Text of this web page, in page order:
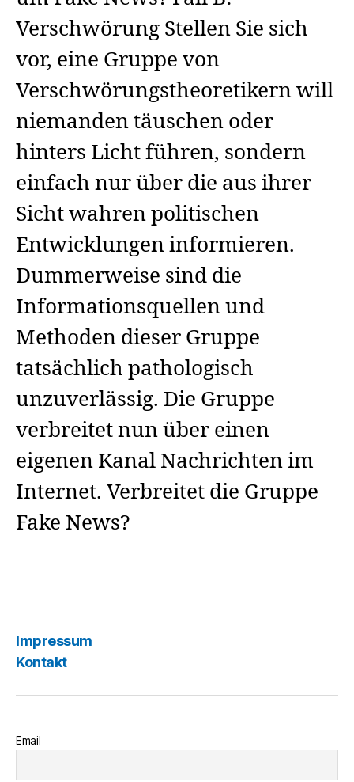
Verschwörung Stellen Sie sich
vor, eine Gruppe von
Verschwörungstheoretikern will
niemanden täuschen oder
hinters Licht führen, sondern
einfach nur über die aus ihrer
Sicht wahren politischen
Entwicklungen informieren.
Dummerweise sind die
Informationsquellen und
Methoden dieser Gruppe
tatsächlich pathologisch
unzuverlässig. Die Gruppe
verbreitet nun über einen
eigenen Kanal Nachrichten im
Internet. Verbreitet die Gruppe
Fake News?
Impressum
Kontakt
Email